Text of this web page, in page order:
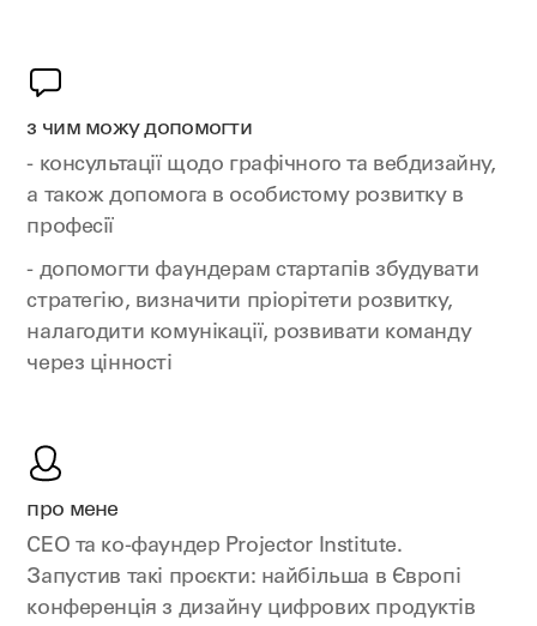
з чим можу допомогти
- консультації щодо графічного та вебдизайну,
а також допомога в особистому розвитку в
професії
- допомогти фаундерам стартапів збудувати
стратегію, визначити пріорітети розвитку,
налагодити комунікації, розвивати команду
через цінності
про мене
CEO та ко-фаундер Projector Institute.
Запустив такі проєкти: найбільша в Європі
конференція з дизайну цифрових продуктів